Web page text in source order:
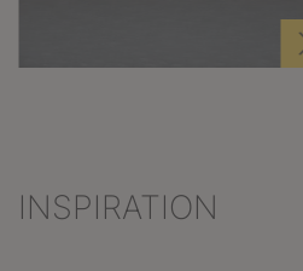
Produktgalerie überspringen
INSPIRATION